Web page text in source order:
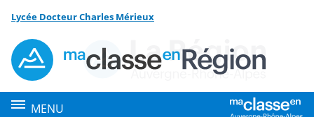
Menu de la rubrique
Contenu
Lycée Docteur Charles Mérieux
MENU